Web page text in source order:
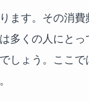
ます。その消
多くの人にと
しょう。ここ